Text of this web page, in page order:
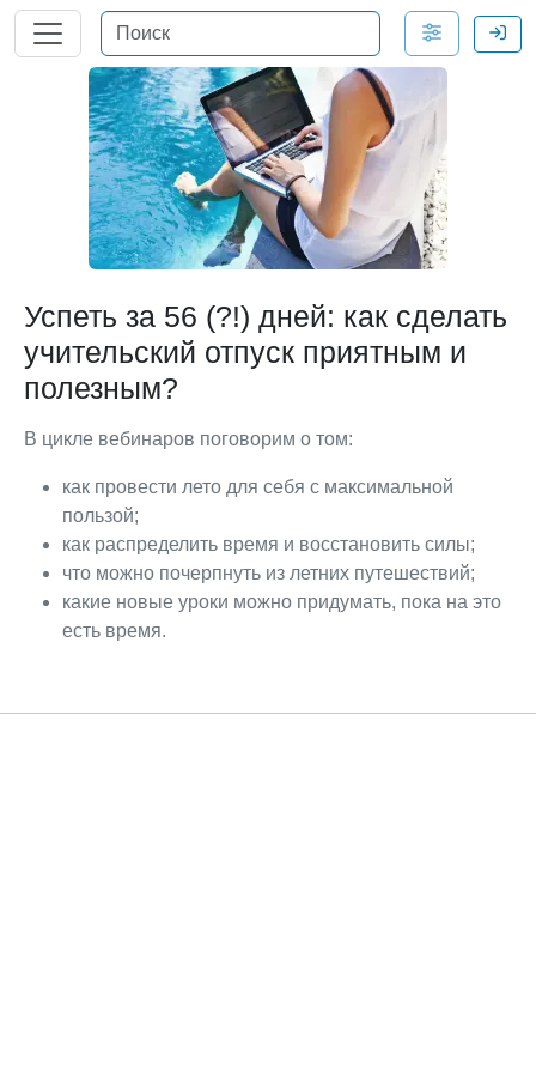
Успеть за 56 (?!) дней: как сделать
учительский отпуск приятным и
полезным?
В цикле вебинаров поговорим о том:
как провести лето для себя с максимальной
пользой;
как распределить время и восстановить силы;
что можно почерпнуть из летних путешествий;
какие новые уроки можно придумать, пока на это
есть время.